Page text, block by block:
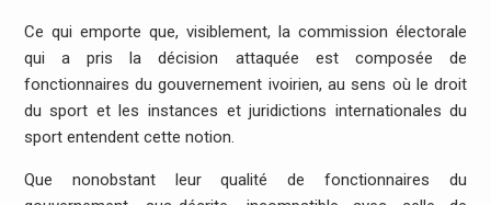
Ce qui emporte que, visiblement, la commission électorale
qui a pris la décision attaquée est composée de
fonctionnaires du gouvernement ivoirien, au sens où le droit
du sport et les instances et juridictions internationales du
sport entendent cette notion.
Que nonobstant leur qualité de fonctionnaires du